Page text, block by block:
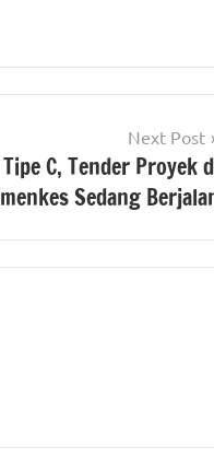
Next Post
C, Tender Proyek
Sedang